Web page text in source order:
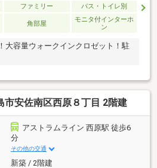
ファミリー バス・トイレ別
角部屋
モニタ付インターホ
ン
大容量ウォークインクロゼット！駐
市安佐南区西原８丁目 2階建
アストラムライン 西原駅 徒歩6
分
その他の交通
新築 / 2階建